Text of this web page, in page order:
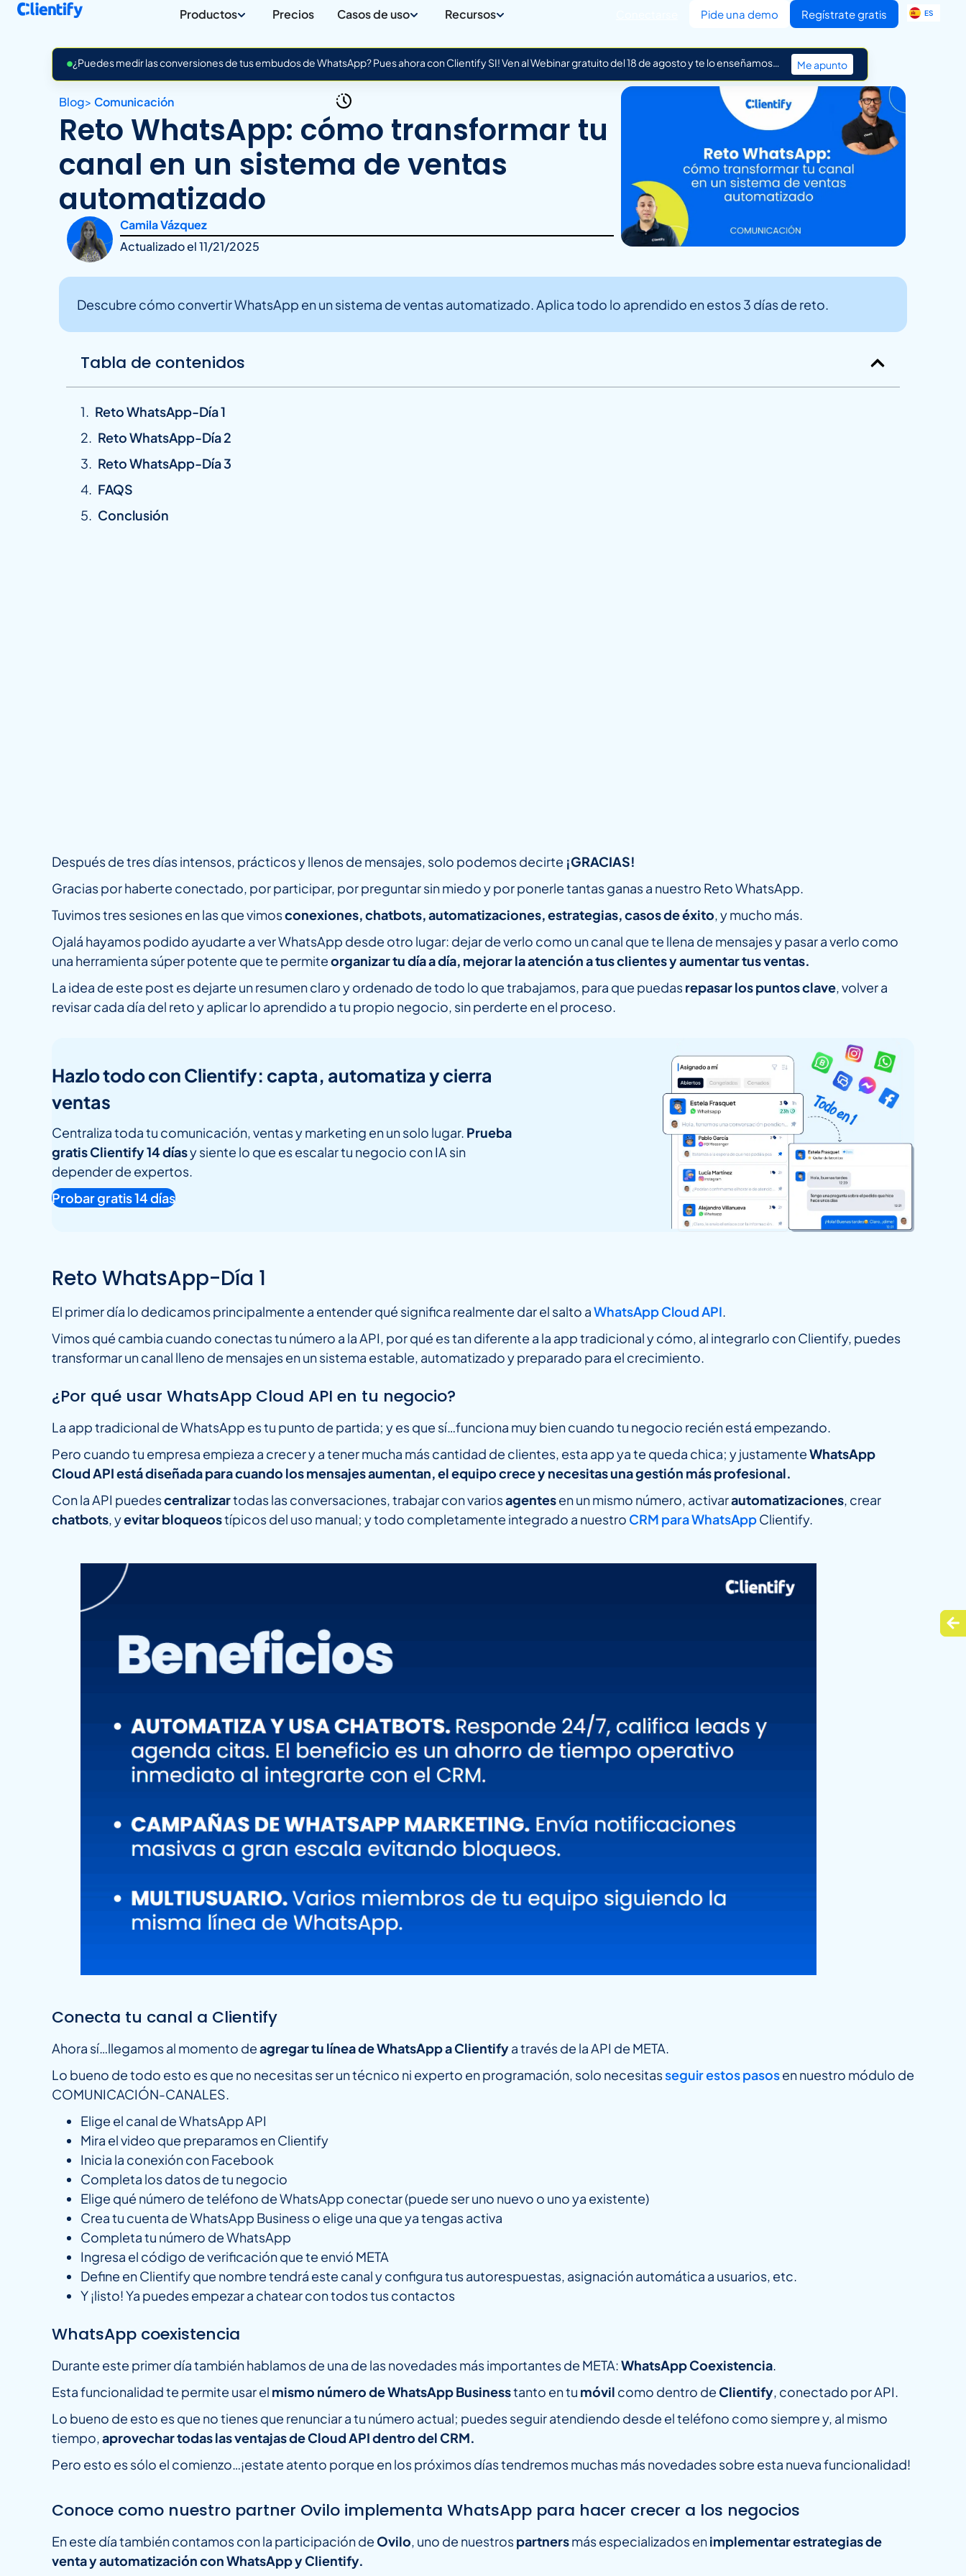
Productos Precios Casos de uso Recursos Pide una demo Regístrate gratis ES
IT
¿Puedes medir las conversiones de tus embudos de WhatsApp? Pues ahora con Clientify SI! Ven al Webinar gratuito del 18 de agosto y te lo enseñamos… Me apunto
Blog> Comunicación
Reto WhatsApp: cómo transformar tu
canal en un sistema de ventas
automatizado
Camila Vázquez
Actualizado el11/21/2025
Descubre cómo convertir WhatsApp en un sistema de ventas automatizado. Aplica todo lo aprendido en estos 3 días de reto.
Tabla de contenidos
Reto WhatsApp-Día 1
Reto WhatsApp-Día 2
Reto WhatsApp-Día 3
FAQS
Conclusión
Después de tres días intensos, prácticos y llenos de mensajes, solo podemos decirte ¡GRACIAS!
Gracias por haberte conectado, por participar, por preguntar sin miedo y por ponerle tantas ganas a nuestro Reto WhatsApp.
Tuvimos tres sesiones en las que vimosconexiones, chatbots, automatizaciones, estrategias, casos de éxito, y mucho más.
Ojalá hayamos podido ayudarte a ver WhatsApp desde otro lugar: dejar de verlo como un canal que te llena de mensajes y pasar a verlo como
una herramienta súper potente que te permiteorganizar tu día a día, mejorar la atención a tus clientes y aumentar tus ventas.
La idea de este post es dejarte un resumen claro y ordenado de todo lo que trabajamos, para que puedasrepasar los puntos clave, volver a
revisar cada día del reto y aplicar lo aprendido a tu propio negocio, sin perderte en el proceso.
Hazlo todo con Clientify: capta, automatiza y cierra
ventas
Centraliza toda tu comunicación, ventas y marketing en un solo lugar. Prueba
gratis Clientify 14 díasy siente lo que es escalar tu negocio con IA sin
depender de expertos.
Probar gratis 14 días
Reto WhatsApp-Día 1
El primer día lo dedicamos principalmente a entender qué significa realmente dar el salto aWhatsApp Cloud API.
Vimos qué cambia cuando conectas tu número a la API, por qué es tan diferente a la app tradicional y cómo, al integrarlo con Clientify, puedes
transformar un canal lleno de mensajes en un sistema estable, automatizado y preparado para el crecimiento.
¿Por qué usar WhatsApp Cloud API en tu negocio?
La app tradicional de WhatsApp es tu punto de partida; y es que sí…funciona muy bien cuando tu negocio recién está empezando.
Pero cuando tu empresa empieza a crecer y a tener mucha más cantidad de clientes, esta app ya te queda chica; y justamenteWhatsApp
Cloud API está diseñada para cuando los mensajes aumentan, el equipo crece y necesitas una gestión más profesional.
Con la API puedescentralizartodas las conversaciones, trabajar con variosagentesen un mismo número, activarautomatizaciones, crear
chatbots, yevitar bloqueostípicos del uso manual; y todo completamente integrado a nuestro CRM para WhatsAppClientify.
Conecta tu canal a Clientify
Ahora sí…llegamos al momento deagregar tu línea de WhatsApp a Clientifya través de la API de META.
Lo bueno de todo esto es que no necesitas ser un técnico ni experto en programación, solo necesitasseguir estos pasosen nuestro módulo de
COMUNICACIÓN-CANALES.
Elige el canal de WhatsApp API
Mira el video que preparamos en Clientify
Inicia la conexión con Facebook
Completa los datos de tu negocio
Elige qué número de teléfono de WhatsApp conectar (puede ser uno nuevo o uno ya existente)
Crea tu cuenta de WhatsApp Business o elige una que ya tengas activa
Completa tu número de WhatsApp
Ingresa el código de verificación que te envió META
Define en Clientify que nombre tendrá este canal y configura tus autorespuestas, asignación automática a usuarios, etc.
Y ¡listo! Ya puedes empezar a chatear con todos tus contactos
WhatsApp coexistencia
Durante este primer día también hablamos de una de las novedades más importantes de META:WhatsApp Coexistencia.
Esta funcionalidad te permite usar el mismo número de WhatsApp Businesstanto en tu móvil como dentro de Clientify, conectado por API.
Lo bueno de esto es que no tienes que renunciar a tu número actual; puedes seguir atendiendo desde el teléfono como siempre y, al mismo
tiempo,aprovechar todas las ventajas de Cloud API dentro del CRM.
Pero esto es sólo el comienzo…¡estate atento porque en los próximos días tendremos muchas más novedades sobre esta nueva funcionalidad!
Conoce como nuestro partner Ovilo implementa WhatsApp para hacer crecer a los negocios
En este día también contamos con la participación de Ovilo, uno de nuestrospartnersmás especializados enimplementar estrategias de
venta y automatización con WhatsApp y Clientify.